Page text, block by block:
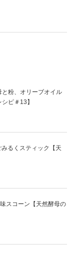
粉、オリーブオイル
ピ＃13】
るくスティック【天
スコーン【天然酵母の